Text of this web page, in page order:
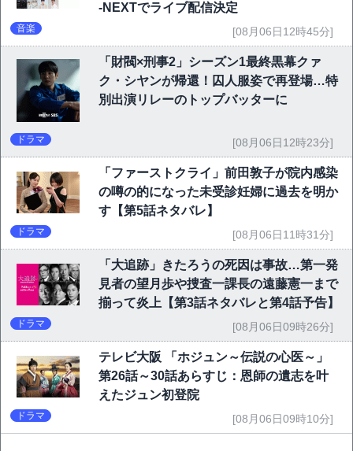
-NEXTでライブ配信決定
音楽 [08月06日12時45分]
「財閥×刑事2」シーズン1最終黒幕クァ
ク・シヤンが帰還！囚人服姿で再登場…特
別出演リレーのトップバッターに
ドラマ [08月06日12時23分]
「ファーストクライ」前田敦子が院内感染
の噂の的になった未受診妊婦に過去を明か
す【第5話ネタバレ】
ドラマ [08月06日11時31分]
「大追跡」きたろうの死因は事故…第一発
見者の望月歩や捜査一課長の遠藤憲一まで
揃って炎上【第3話ネタバレと第4話予告】
ドラマ [08月06日09時26分]
テレビ大阪 「ホジュン～伝説の心医～」
第26話～30話あらすじ：恩師の遺志を叶
えたジュン初登院
ドラマ [08月06日09時10分]